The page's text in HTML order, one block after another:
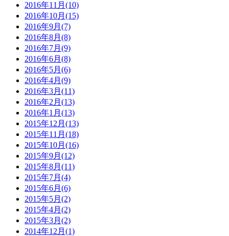
2016年11月(10)
2016年10月(15)
2016年9月(7)
2016年8月(8)
2016年7月(9)
2016年6月(8)
2016年5月(6)
2016年4月(9)
2016年3月(11)
2016年2月(13)
2016年1月(13)
2015年12月(13)
2015年11月(18)
2015年10月(16)
2015年9月(12)
2015年8月(11)
2015年7月(4)
2015年6月(6)
2015年5月(2)
2015年4月(2)
2015年3月(2)
2014年12月(1)